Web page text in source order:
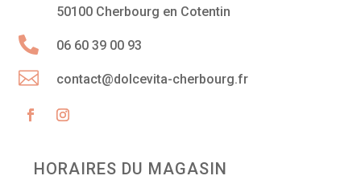
50100 Cherbourg en Cotentin
 06 60 39 00 93
 contact@dolcevita-cherbourg.fr
HORAIRES DU MAGASIN